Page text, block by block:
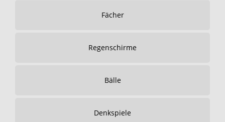
Fächer
Regenschirme
Bälle
Denkspiele